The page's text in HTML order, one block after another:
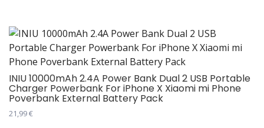
производа.
INIU 10000mAh 2.4A Power Bank Dual 2 USB Portable
Charger Powerbank For iPhone X Xiaomi mi Phone
Poverbank External Battery Pack
21,99€